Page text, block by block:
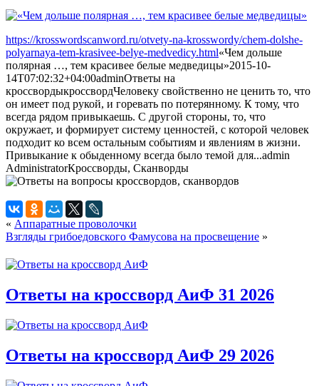
https://krosswordscanword.ru/otvety-na-krosswordy/chem-dolshe-
polyarnaya-tem-krasivee-belye-medvedicy.html«Чем дольше
полярная …, тем красивее белые медведицы»2015-10-
14T07:02:32+04:00adminОтветы на
кроссвордыкроссвордЧеловеку свойственно не ценить то, что
он имеет под рукой, и горевать по потерянному. К тому, что
всегда рядом привыкаешь. С другой стороны, то, что
окружает, и формирует систему ценностей, с которой человек
подходит ко всем остальным событиям и явлениям в жизни.
Привыкание к обыденному всегда было темой для...admin
AdministratorКроссворды, Сканворды
« Аппаратные проволочки
Взгляды грибоедовского Фамусова на просвещение »
Ответы на кроссворд АиФ 31 2026
Ответы на кроссворд АиФ 29 2026